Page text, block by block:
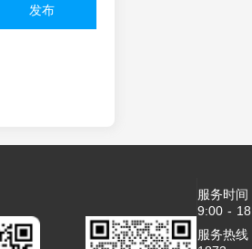
发布
服务时
9:00 -
服务热